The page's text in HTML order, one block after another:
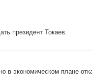
президент Токаев.
экономическом плане